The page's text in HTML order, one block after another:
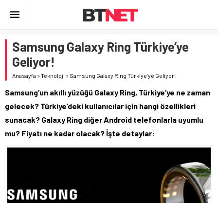
Samsung Galaxy Ring Türkiye’ye
Geliyor!
Anasayfa »Teknoloji » Samsung Galaxy Ring Türkiye’ye Geliyor!
Samsung’un akıllı yüzüğü Galaxy Ring, Türkiye’ye ne zaman
gelecek? Türkiye’deki kullanıcılar için hangi özellikleri
sunacak? Galaxy Ring diğer Android telefonlarla uyumlu
mu? Fiyatı ne kadar olacak? İşte detaylar: